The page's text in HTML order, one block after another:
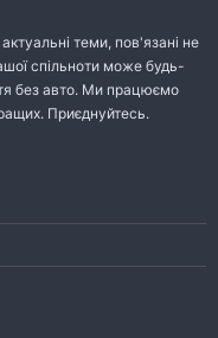
теми, пов'язані не
спільноти може будь-
без авто. Ми працюємо
Приєднуйтесь.